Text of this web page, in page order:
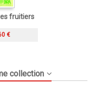
fruitiers
€
collection